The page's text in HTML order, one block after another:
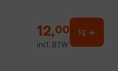
12,00
incl. BTW